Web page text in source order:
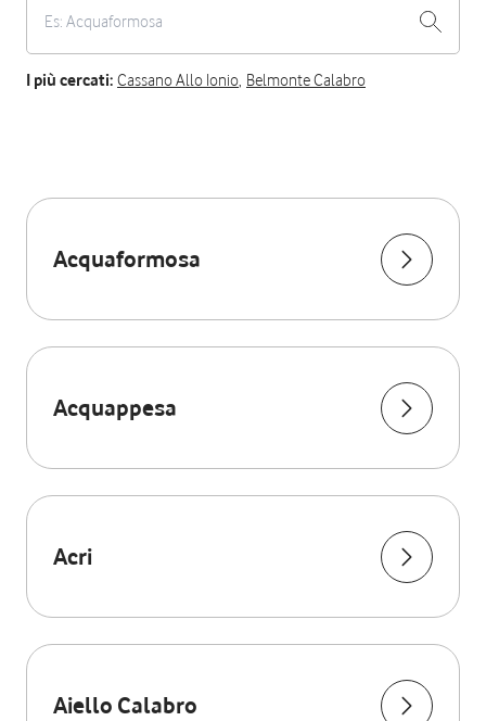
I più cercati: Cassano Allo Ionio, Belmonte Calabro
Acquaformosa
Acquappesa
Acri
Aiello Calabro